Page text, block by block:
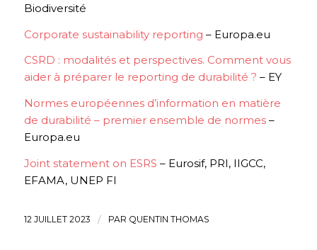
Biodiversité
Corporate sustainability reporting – Europa.eu
CSRD : modalités et perspectives. Comment vous
aider à préparer le reporting de durabilité ? – EY
Normes européennes d’information en matière
de durabilité – premier ensemble de normes–
Europa.eu
Joint statement on ESRS – Eurosif, PRI, IIGCC,
EFAMA, UNEP FI
12 JUILLET 2023 / PAR QUENTIN THOMAS